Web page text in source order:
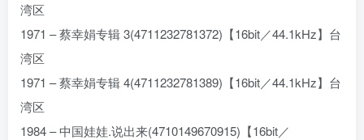
湾区
1971 – 蔡幸娟专辑 3(4711232781372)【16bit／44.1kHz】台
湾区
1971 – 蔡幸娟专辑 4(4711232781389)【16bit／44.1kHz】台
湾区
1984 – 中国娃娃.说出来(4710149670915)【16bit／